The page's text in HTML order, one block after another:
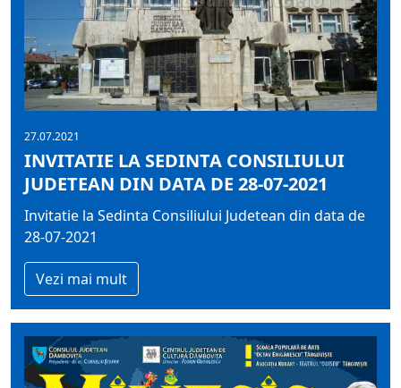
27.07.2021
INVITATIE LA SEDINTA CONSILIULUI
JUDETEAN DIN DATA DE 28-07-2021
Invitatie la Sedinta Consiliului Judetean din data de
28-07-2021
Vezi mai mult